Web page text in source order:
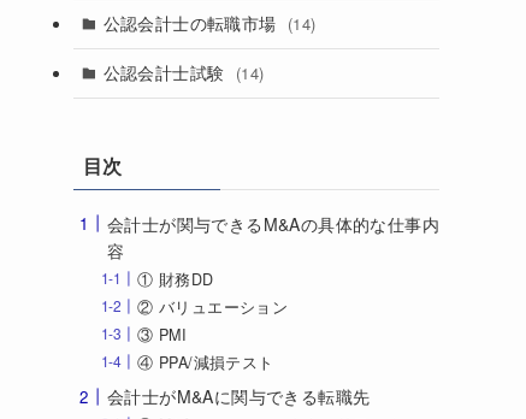
公認会計士の転職市場 (14)
公認会計士試験 (14)
目次
会計士が関与できるM&Aの具体的な仕事内
容
① 財務DD
② バリュエーション
③ PMI
④ PPA/減損テスト
会計士がM&Aに関与できる転職先